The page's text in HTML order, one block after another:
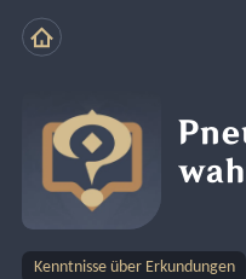
Kenntnisse über Erkundungen